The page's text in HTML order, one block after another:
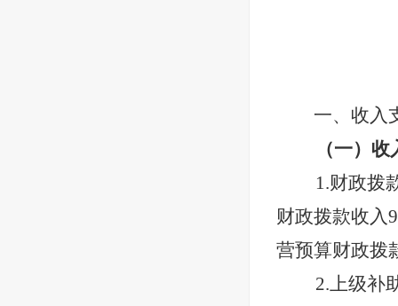
一、收入
（一）
1.财政拨
财政拨款收入
营预算财政拨
2.上级补